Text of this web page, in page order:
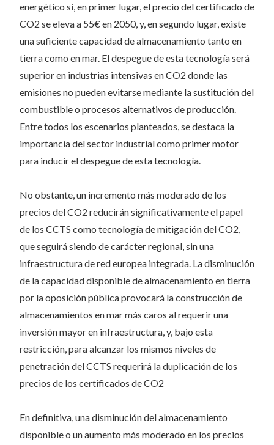
energético si, en primer lugar, el precio del certificado de
CO2 se eleva a 55€ en 2050, y, en segundo lugar, existe
una suficiente capacidad de almacenamiento tanto en
tierra como en mar. El despegue de esta tecnología será
superior en industrias intensivas en CO2 donde las
emisiones no pueden evitarse mediante la sustitución del
combustible o procesos alternativos de producción.
Entre todos los escenarios planteados, se destaca la
importancia del sector industrial como primer motor
para inducir el despegue de esta tecnología.
No obstante, un incremento más moderado de los
precios del CO2 reducirán significativamente el papel
de los CCTS como tecnología de mitigación del CO2,
que seguirá siendo de carácter regional, sin una
infraestructura de red europea integrada. La disminución
de la capacidad disponible de almacenamiento en tierra
por la oposición pública provocará la construcción de
almacenamientos en mar más caros al requerir una
inversión mayor en infraestructura, y, bajo esta
restricción, para alcanzar los mismos niveles de
penetración del CCTS requerirá la duplicación de los
precios de los certificados de CO2
En definitiva, una disminución del almacenamiento
disponible o un aumento más moderado en los precios